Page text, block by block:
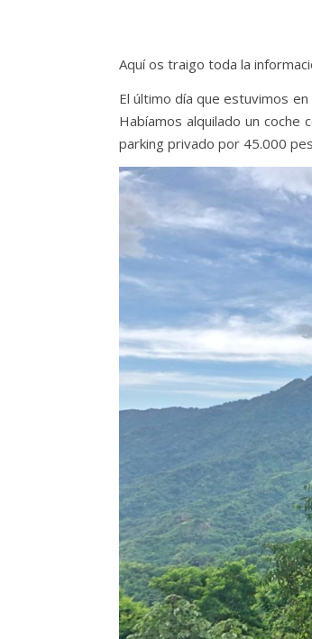
Aquí os traigo toda la
El último día que estuvimos
Habíamos alquilado un coche
parking privado por 45.000